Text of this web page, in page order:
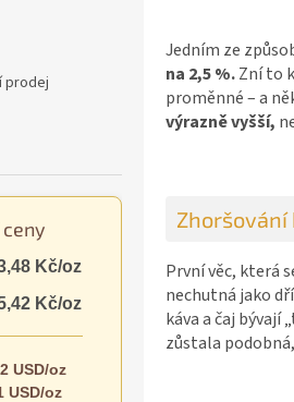
prodej
Kč/oz
Kč/oz
USD/oz
USD/oz
Jedním ze
na 2,5 %.Zní to
proměnné – a
výrazně vyšší,
První věc, která
nechutná jako
káva a čaj bývají
zůstala